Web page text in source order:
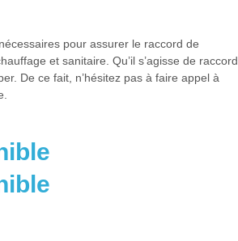
pour assurer le raccord de
et sanitaire. Qu’il s’agisse de raccord
De ce fait, n’hésitez pas à faire appel à